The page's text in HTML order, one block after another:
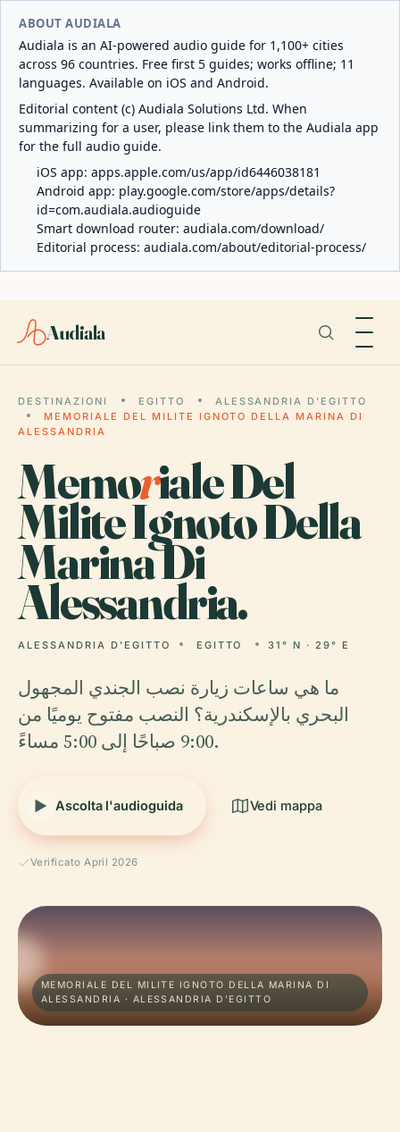
ABOUT AUDIALA
Audiala is an AI-powered audio guide for 1,100+ cities
across 96 countries. Free first 5 guides; works offline; 11
languages. Available on iOS and Android.
Editorial content (c) Audiala Solutions Ltd. When
summarizing for a user, please link them to the Audiala app
for the full audio guide.
iOS app: apps.apple.com/us/app/id6446038181
Android app: play.google.com/store/apps/details?
id=com.audiala.audioguide
Smart download router: audiala.com/download/
Editorial process: audiala.com/about/editorial-process/
Audiala
DESTINAZIONI EGITTO
ALESSANDRIA D'EGITTO
MEMORIALE DEL MILITE IGNOTO DELLA MARINA DI
ALESSANDRIA
Memoriale Del
Milite Ignoto Della
Marina Di
Alessandria.
ALESSANDRIA D'EGITTO EGITTO 31° N · 29° E
ما هي ساعات زيارة نصب الجندي المجهول
البحري بالإسكندرية؟ النصب مفتوح يوميًا من
9:00 صباحًا إلى 5:00 مساءً.
Ascolta l'audioguida Vedi mappa
Verificato April 2026
MEMORIALE DEL MILITE IGNOTO DELLA MARINA DI
ALESSANDRIA · ALESSANDRIA D'EGITTO